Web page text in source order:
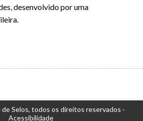
desenvolvido por uma
Selos, todos os direitos reservados ·
Acessibilidade